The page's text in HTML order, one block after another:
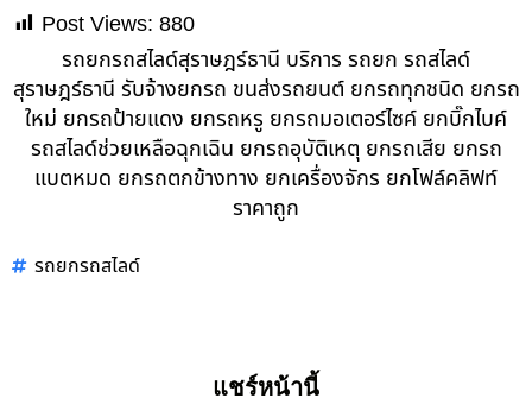
Post Views: 880
รถยกรถสไลด์สุราษฎร์ธานี บริการ รถยก รถสไลด์
สุราษฎร์ธานี รับจ้างยกรถ ขนส่งรถยนต์ ยกรถทุกชนิด ยกรถ
ใหม่ ยกรถป้ายแดง ยกรถหรู ยกรถมอเตอร์ไซค์ ยกบิ๊กไบค์
รถสไลด์ช่วยเหลือฉุกเฉิน ยกรถอุบัติเหตุ ยกรถเสีย ยกรถ
แบตหมด ยกรถตกข้างทาง ยกเครื่องจักร ยกโฟล์คลิฟท์
ราคาถูก
รถยกรถสไลด์
แชร์หน้านี้